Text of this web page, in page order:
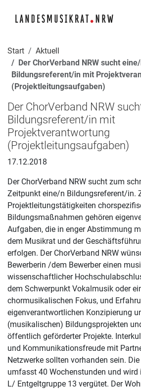
Start
Aktuell
Der ChorVerband NRW sucht
Bildungsreferent/in mit
(Projektleitungsaufgaben)
Der ChorVerband NRW
Bildungsreferent/in mit
Projektverantwortung
(Projektleitungsaufgaben)
17.12.2018
Der ChorVerband NRW sucht zum
Zeitpunkt eine/n Bildungsreferent/in.
Projektleitungstätigkeiten
Bildungsmaßnahmen gehören
Aufgaben, die in enger Abstimmung
dem Musikrat und der
erfolgen. Der ChorVerband NRW
Bewerberin /dem Bewerber einen
wissenschaftlicher
dem Schwerpunkt Vokalmusik oder
chormusikalischen Fokus, und
eigenverantwortlichen Konzipierung
(musikalischen) Bildungsprojekten
öffentlich geförderter Projekte.
und Kommunikationsfreude mit
Netzwerke sollten vorhanden sein.
umfasst 40 Wochenstunden und wird
L/ Entgeltgruppe 13 vergütet. Der